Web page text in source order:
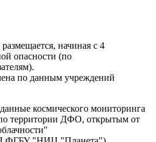
начиная с 4
опасности (по
по данным учреждений
космического мониторинга
территории ДФО, открытым от